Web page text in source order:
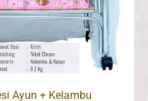
Ayun + Kelambu